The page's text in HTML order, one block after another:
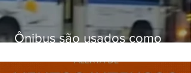
Ônibus são usados como
Gardênia Azul